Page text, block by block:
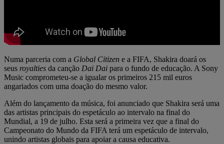
Numa parceria com a Global Citizen e a FIFA, Shakira doará os
seus royalties da canção Dai Dai para o fundo de educação. A Sony
Music comprometeu-se a igualar os primeiros 215 mil euros
angariados com uma doação do mesmo valor.
Além do lançamento da música, foi anunciado que Shakira será uma
das artistas principais do espetáculo ao intervalo na final do
Mundial, a 19 de julho. Esta será a primeira vez que a final do
Campeonato do Mundo da FIFA terá um espetáculo de intervalo,
unindo artistas globais para apoiar a causa educativa.